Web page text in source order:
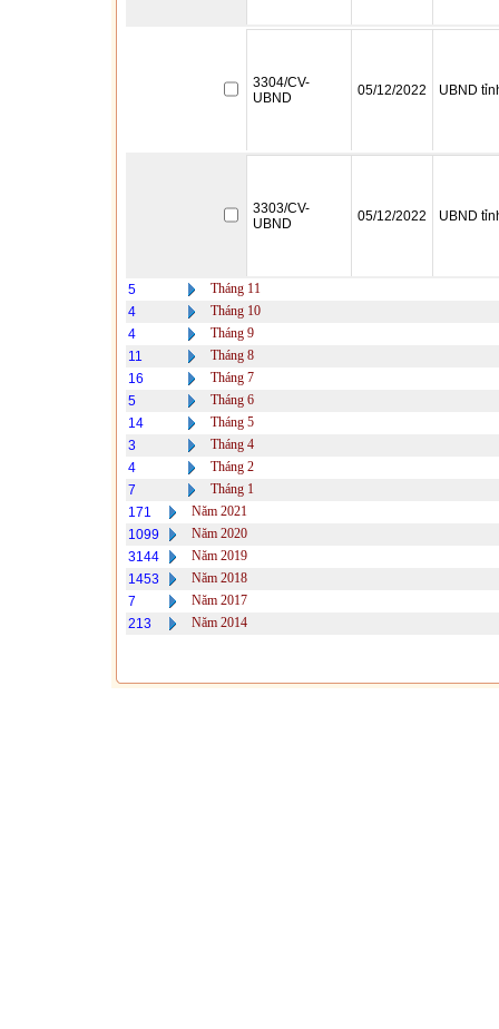
3304/CV-
UBND
05/12/2022 UBND
3303/CV-
UBND
05/12/2022 UBND
5
Tháng 11
4
Tháng 10
4
Tháng 9
11
Tháng 8
16
Tháng 7
5
Tháng 6
14
Tháng 5
3
Tháng 4
4
Tháng 2
7
Tháng 1
171
Năm 2021
1099
Năm 2020
3144
Năm 2019
1453
Năm 2018
7
Năm 2017
213
Năm 2014